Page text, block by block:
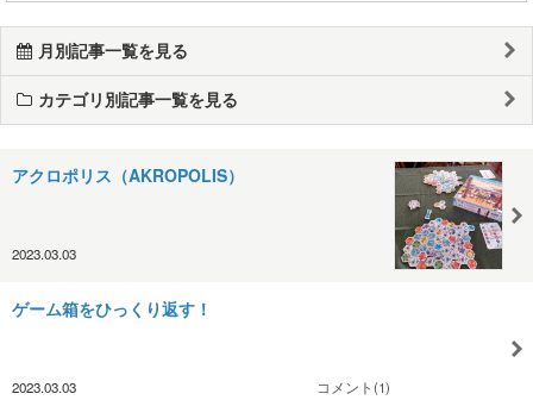
月別記事一覧を見る
カテゴリ別記事一覧を見る
アクロポリス（AKROPOLIS）
2023.03.03
ゲーム箱をひっくり返す！
2023.03.03 コメント(1)